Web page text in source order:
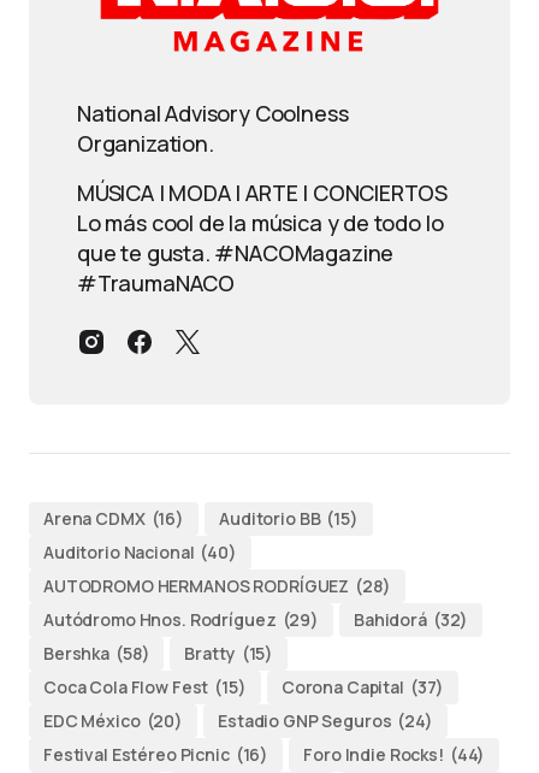
National Advisory Coolness
Organization.
MÚSICA | MODA | ARTE | CONCIERTOS
Lo más cool de la música y de todo lo
que te gusta. #NACOMagazine
#TraumaNACO
Arena CDMX (16) Auditorio BB (15)
Auditorio Nacional (40)
AUTODROMO HERMANOS RODRÍGUEZ (28)
Autódromo Hnos. Rodríguez (29) Bahidorá (32)
Bershka (58) Bratty (15)
Coca Cola Flow Fest (15) Corona Capital (37)
EDC México (20) Estadio GNP Seguros (24)
Festival Estéreo Picnic (16) Foro Indie Rocks! (44)